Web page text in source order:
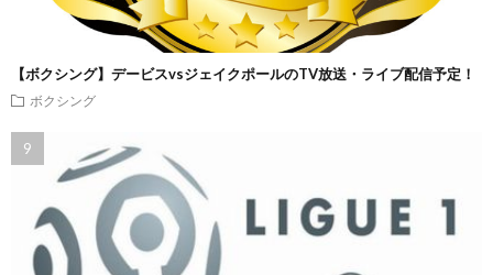
【ボクシング】デービスvsジェイクポールのTV放送・ライブ配信予定！
ボクシング